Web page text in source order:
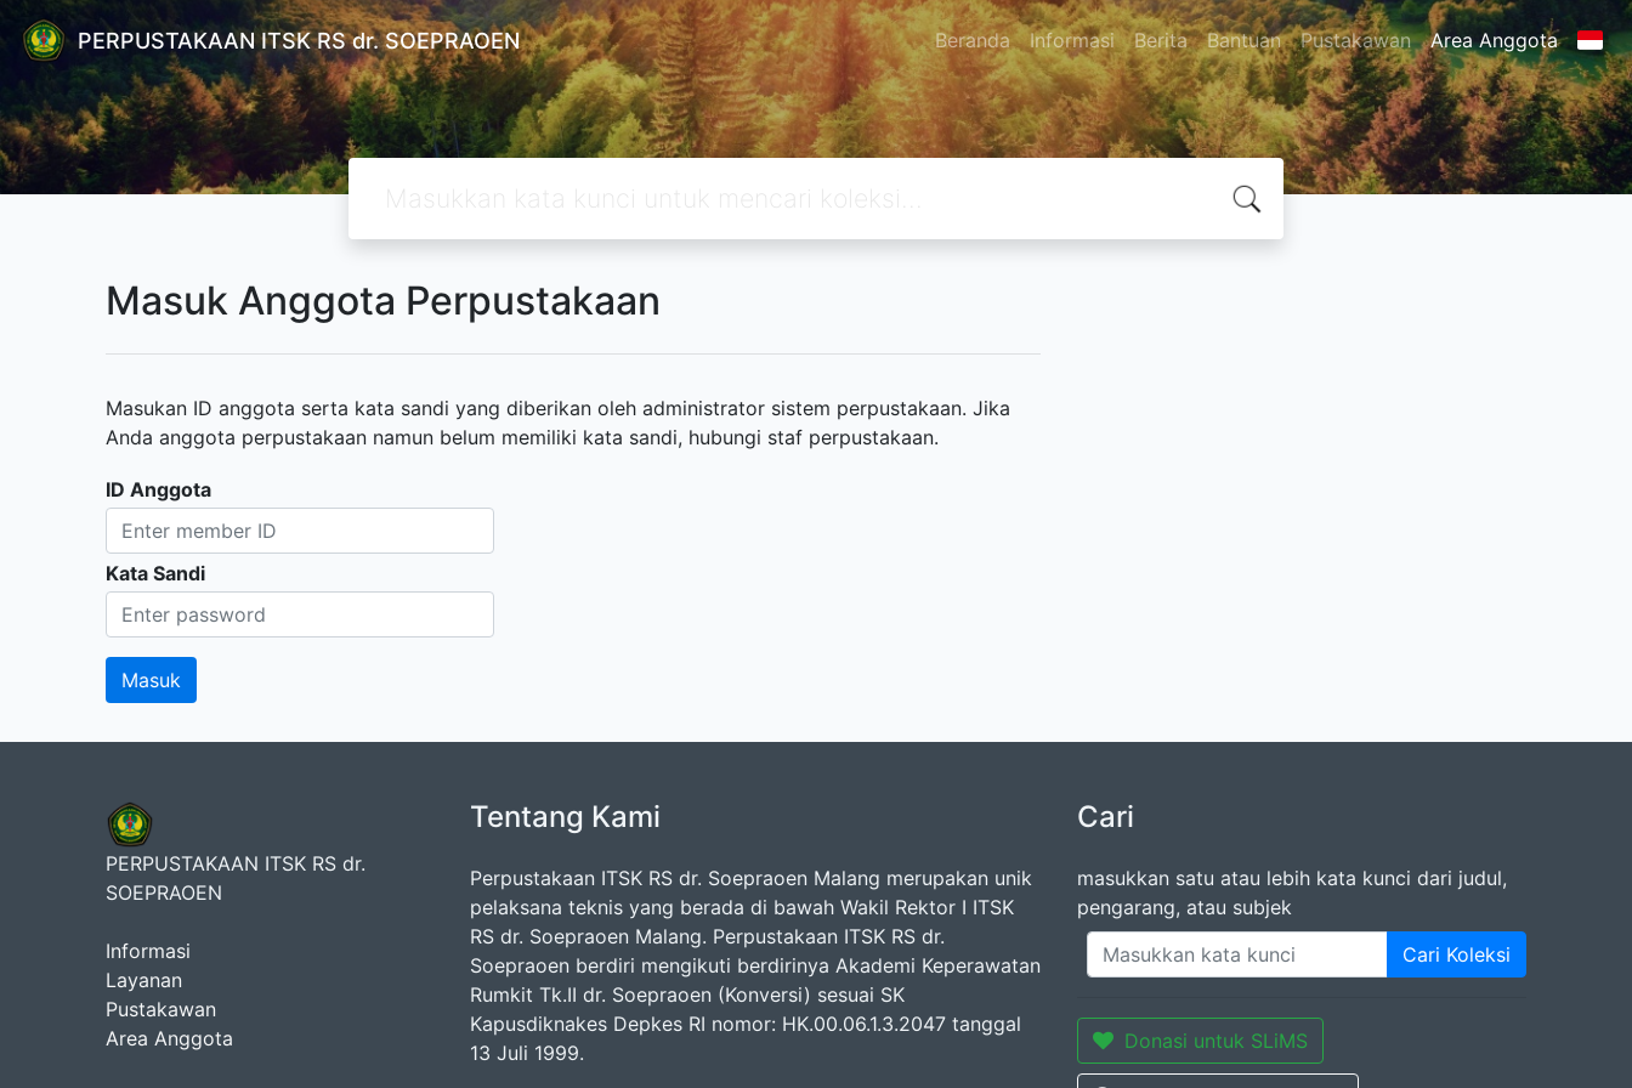
PERPUSTAKAAN ITSK RS dr. SOEPRAOEN Beranda Informasi Berita Bantuan Pustakawan Area Anggota
Masuk Anggota Perpustakaan
Masukan ID anggota serta kata sandi yang diberikan oleh administrator sistem perpustakaan. Jika
Anda anggota perpustakaan namun belum memiliki kata sandi, hubungi staf perpustakaan.
ID Anggota
Kata Sandi
PERPUSTAKAAN ITSK RS dr.
SOEPRAOEN
Informasi
Layanan
Pustakawan
Area Anggota
Tentang Kami
Perpustakaan ITSK RS dr. Soepraoen Malang merupakan unik
pelaksana teknis yang berada di bawah Wakil Rektor I ITSK
RS dr. Soepraoen Malang. Perpustakaan ITSK RS dr.
Soepraoen berdiri mengikuti berdirinya Akademi Keperawatan
Rumkit Tk.II dr. Soepraoen (Konversi) sesuai SK
Kapusdiknakes Depkes RI nomor: HK.00.06.1.3.2047 tanggal
13 Juli 1999.
Cari
masukkan satu atau lebih kata kunci dari judul,
pengarang, atau subjek
Cari Koleksi
Donasi untuk SLiMS